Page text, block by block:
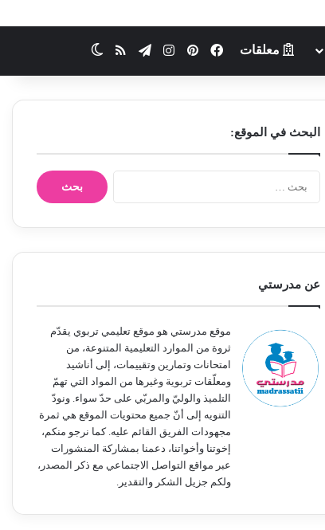
معلقات فيسبوكبينتيريستانستقرامتيلقرامملخص الموقع RSS
البحث في الموقع:
ح
عن مدرستي
موقع مدرستي هو موقع تعليمي تربوي يقدّم
ثروة من الموارد التعليمية المتنوعة، من
امتحانات وتمارين وتقييمات، إلى أناشيد
ومعلّقات تربوية وغيرها من المواد التي تهمّ
التلميذ والوليّ والمربّي على حدّ سواء. ونودّ
التنويه إلى أنّ جميع محتويات الموقع هي ثمرة
مجهودات الفريق القائم عليه. كما نرجو منكم،
إخوتنا وأخواتنا، دعمنا بمشاركة المنشورات
عبر مواقع التواصل الاجتماعي مع ذكر المصدر،
ولكم جزيل الشكر والتقدير.